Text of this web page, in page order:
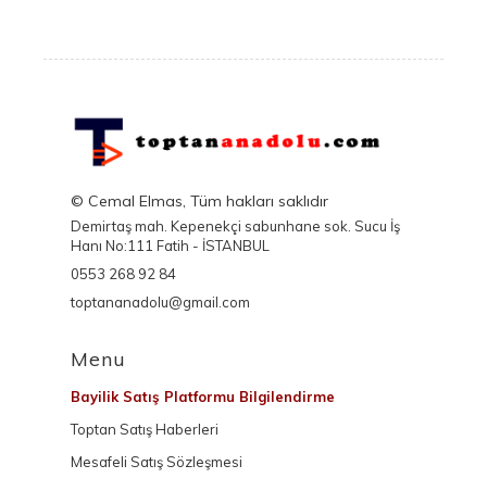
© Cemal Elmas, Tüm hakları saklıdır
Demirtaş mah. Kepenekçi sabunhane sok. Sucu İş
Hanı No:111 Fatih - İSTANBUL
0553 268 92 84
toptananadolu@gmail.com
Menu
Bayilik Satış Platformu Bilgilendirme
Toptan Satış Haberleri
Mesafeli Satış Sözleşmesi